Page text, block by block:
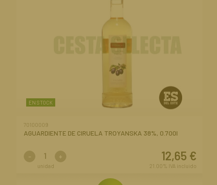
EN STOCK
70100009
AGUARDIENTE DE CIRUELA TROYANSKA 38%, 0.700l
12,65 €
21.00% IVA incluido
- +
unidad